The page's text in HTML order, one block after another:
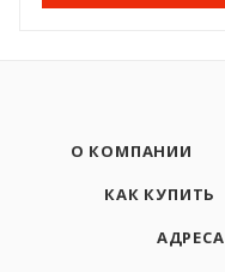
О КОМПАНИИ
КАК КУПИТЬ
АДРЕСА